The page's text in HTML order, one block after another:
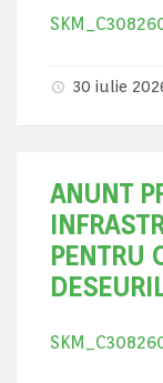
30 iulie
ANUNT
PENTRU